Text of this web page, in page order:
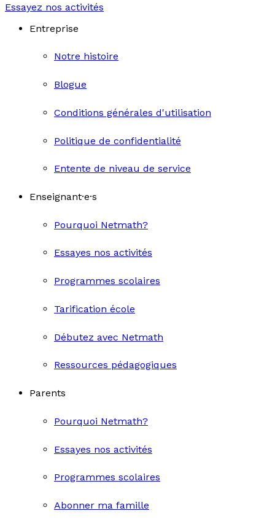
Essayez nos activités
Entreprise
Notre histoire
Blogue
Conditions générales d'utilisation
Politique de confidentialité
Entente de niveau de service
Enseignant·e·s
Pourquoi Netmath?
Essayes nos activités
Programmes scolaires
Tarification école
Débutez avec Netmath
Ressources pédagogiques
Parents
Pourquoi Netmath?
Essayes nos activités
Programmes scolaires
Abonner ma famille